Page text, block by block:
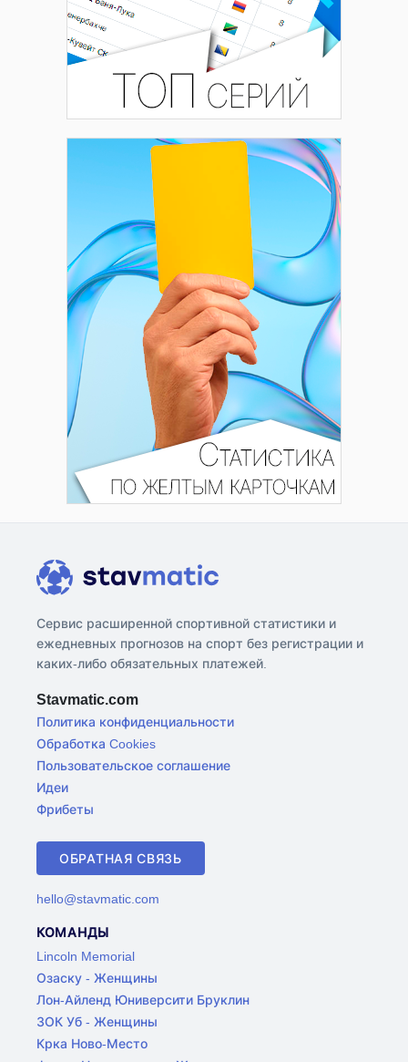
Сервис расширенной спортивной статистики и
ежедневных прогнозов на спорт без регистрации и
каких-либо обязательных платежей.
Stavmatic.com
Политика конфиденциальности
Обработка Cookies
Пользовательское соглашение
Идеи
Фрибеты
ОБРАТНАЯ СВЯЗЬ
hello@stavmatic.com
КОМАНДЫ
Lincoln Memorial
Озаску - Женщины
Лон-Айленд Юниверсити Бруклин
ЗОК Уб - Женщины
Крка Ново-Место